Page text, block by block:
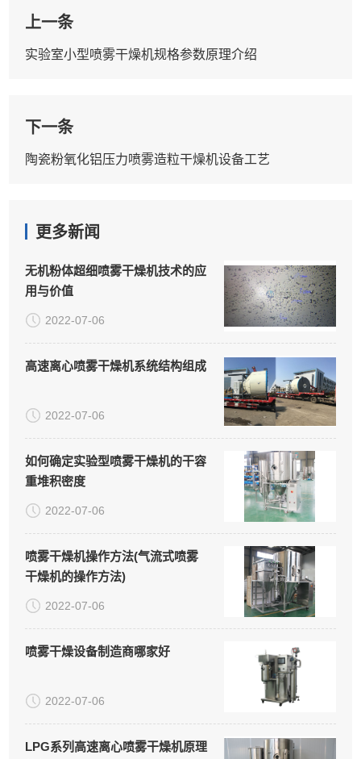
上一条
实验室小型喷雾干燥机规格参数原理介绍
下一条
陶瓷粉氧化铝压力喷雾造粒干燥机设备工艺
更多新闻
无机粉体超细喷雾干燥机技术的应
用与价值
2022-07-06
高速离心喷雾干燥机系统结构组成
2022-07-06
如何确定实验型喷雾干燥机的干容
重堆积密度
2022-07-06
喷雾干燥机操作方法(气流式喷雾
干燥机的操作方法)
2022-07-06
喷雾干燥设备制造商哪家好
2022-07-06
LPG系列高速离心喷雾干燥机原理